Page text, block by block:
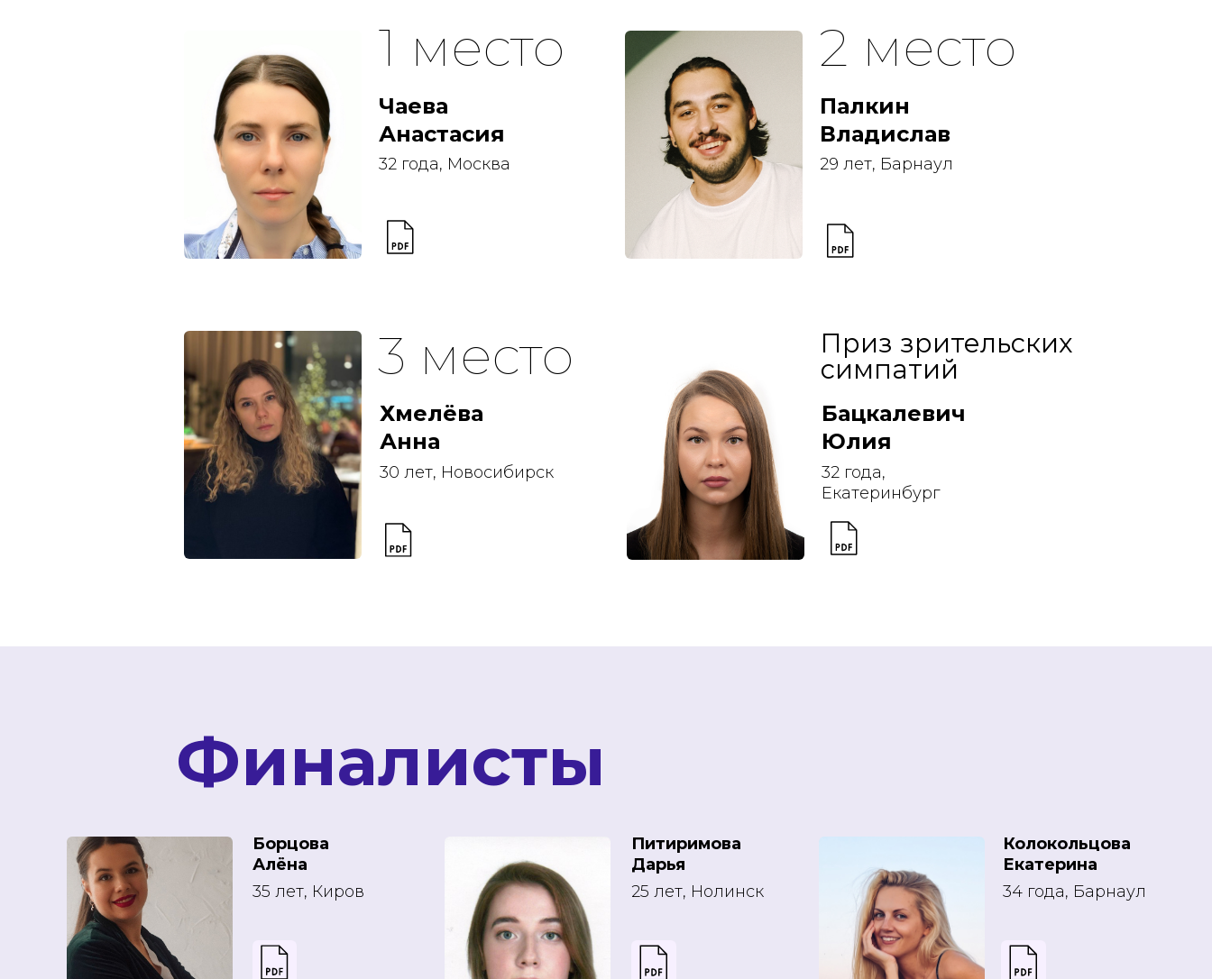
Чаева
Анастасия
32 года, Москва
1 место
Бацкалевич
Юлия
32 года,
Екатеринбург
Приз зрительских
симпатий
Палкин
Владислав
29 лет, Барнаул
2 место
Хмелёва
Анна
30 лет, Новосибирск
3 место
Питиримова
Дарья
25 лет, Нолинск
Колокольцова
Екатерина
34 года, Барнаул
Борцова
Алёна
35 лет, Киров
Финалисты